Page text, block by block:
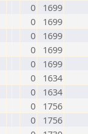
0
1699
0
1699
0
1699
0
1699
0
1699
0
1634
0
1634
0
1756
0
1756